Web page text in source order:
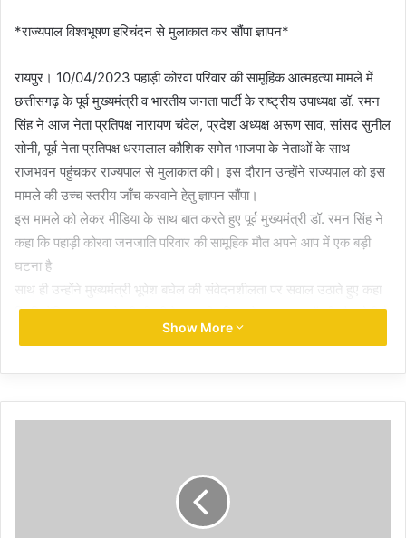
*राज्यपाल विश्वभूषण हरिचंदन से मुलाकात कर सौंपा ज्ञापन*
रायपुर। 10/04/2023 पहाड़ी कोरवा परिवार की सामूहिक आत्महत्या मामले में
छत्तीसगढ़ के पूर्व मुख्यमंत्री व भारतीय जनता पार्टी के राष्ट्रीय उपाध्यक्ष डॉ. रमन
सिंह ने आज नेता प्रतिपक्ष नारायण चंदेल, प्रदेश अध्यक्ष अरूण साव, सांसद सुनील
सोनी, पूर्व नेता प्रतिपक्ष धरमलाल कौशिक समेत भाजपा के नेताओं के साथ
राजभवन पहुंचकर राज्यपाल से मुलाकात की। इस दौरान उन्होंने राज्यपाल को इस
मामले की उच्च स्तरीय जाँच करवाने हेतु ज्ञापन सौंपा।
इस मामले को लेकर मीडिया के साथ बात करते हुए पूर्व मुख्यमंत्री डॉ. रमन सिंह ने
कहा कि पहाड़ी कोरवा जनजाति परिवार की सामूहिक मौत अपने आप में एक बड़ी
घटना है
साथ ही उन्होंने मुख्यमंत्री भूपेश बघेल की संवेदनशीलता पर सवाल उठाते हुए कहा
कि प्रिवेंटिव ट्राइप्स के पी.टी.जी के एक ही परिवार के चार सदस्यों की मौत होती है
और मुख्यमंत्री इतने असंवेदनशील हैं कि 2 अप्रैल को घटना होती है और अभी
कि इसकी जाँच हाई कोर्ट के वर्तमान जज से करवाई जाए और समय सीमा पर उसके
प्रदेश सरकार को घेरते हुए कहा कि केंद्र सरकार की सारी योजनाएं पी टी सी के
लिए आती है और यहां उनके क्रियान्वयन का ये हाल है कि लोग आत्महत्या करने
लिए मजबूर हैं, इस घटना की जब तक सही से जांच नही होगी तब तक सरकार की
Show More